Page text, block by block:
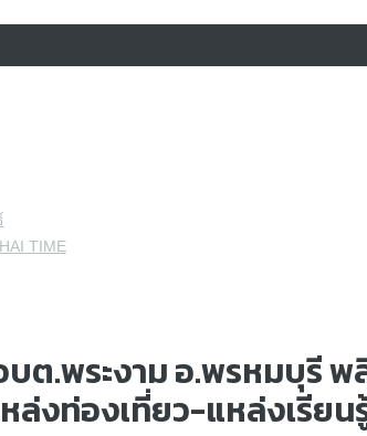
TIME
.พระงาม อ.พรหมบุรี พ
ล่งท่องเที่ยว-แหล่งเรียน